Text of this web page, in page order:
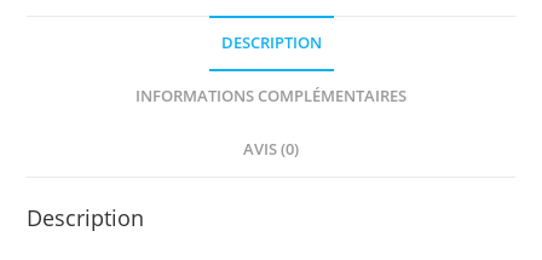
p
e
dI
n
l
DESCRIPTION
INFORMATIONS COMPLÉMENTAIRES
AVIS (0)
Description